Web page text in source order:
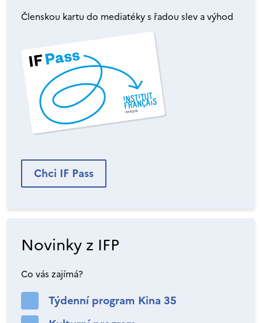
Členskou kartu do mediatéky s řadou slev a výhod
Chci IF Pass
Novinky z IFP
Co vás zajímá?
Týdenní program Kina 35